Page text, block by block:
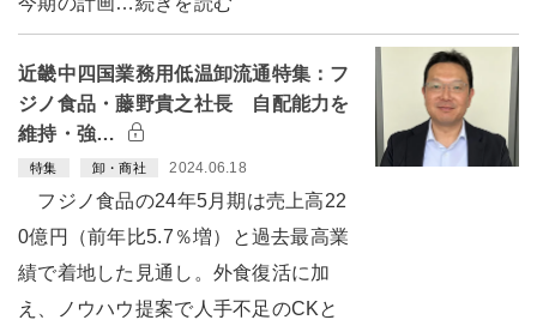
近畿中四国業務用低温卸流通特集：フ
ジノ食品・藤野貴之社長 自配能力を
維持・強…
特集 卸・商社 2024.06.18
フジノ食品の24年5月期は売上高22
0億円（前年比5.7％増）と過去最高業
績で着地した見通し。外食復活に加
え、ノウハウ提案で人手不足のCKと